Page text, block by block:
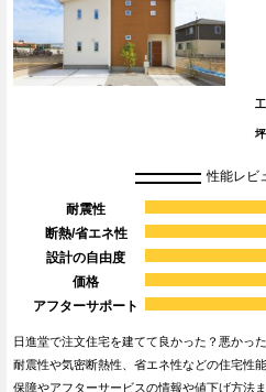
性能レビ
耐震性
断熱/省エネ性
設計の自由度
価格
アフターサポート
日進堂で注文住宅を建てて良かった？悪かっ
耐震性や気密断熱性、省エネ性などの住宅性
保障やアフターサービスの情報や値下げ方法